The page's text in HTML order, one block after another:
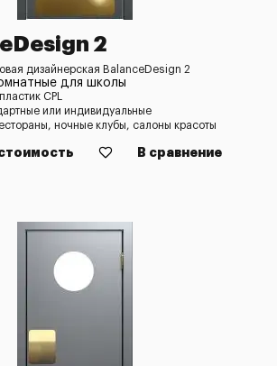
2
дизайнерская BalanceDesign 2
для школы
CPL
или индивидуальные
ночные клубы, салоны красоты
В сравнение